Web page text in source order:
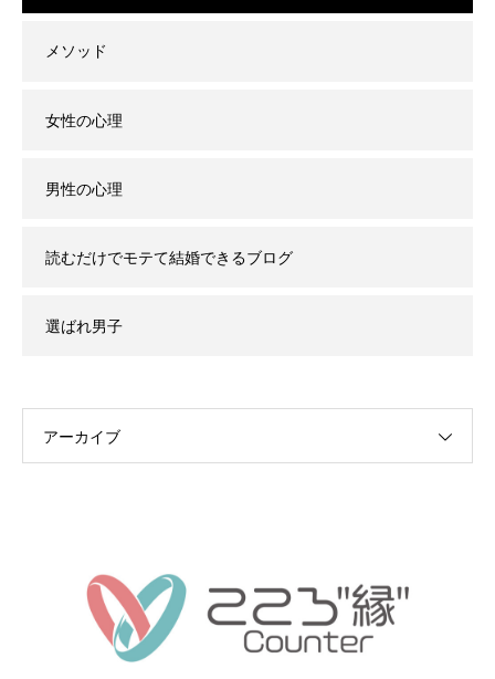
メソッド
女性の心理
男性の心理
読むだけでモテて結婚できるブログ
選ばれ男子
アーカイブ